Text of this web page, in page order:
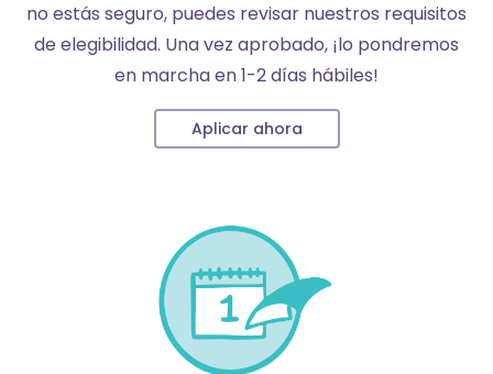
no estás seguro, puedes revisar nuestros requisitos
de elegibilidad. Una vez aprobado, ¡lo pondremos
en marcha en 1-2 días hábiles!
Aplicar ahora